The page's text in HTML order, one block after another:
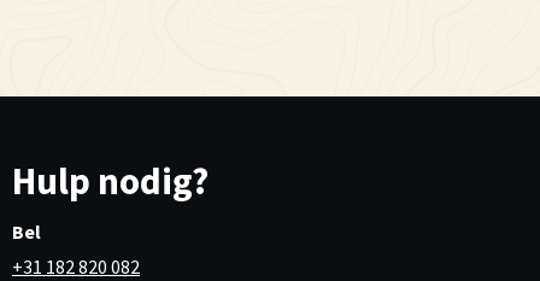
Hulp nodig?
Bel
+31 182 820 082